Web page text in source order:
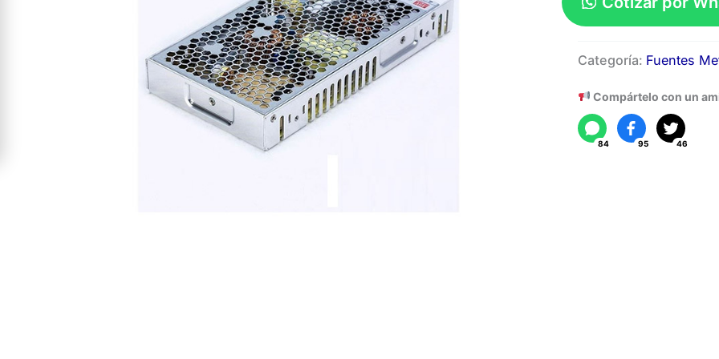
Metalica
24V-
8.3A
cantidad
Categoría: Fuentes
Compártelo con un
84 95 46